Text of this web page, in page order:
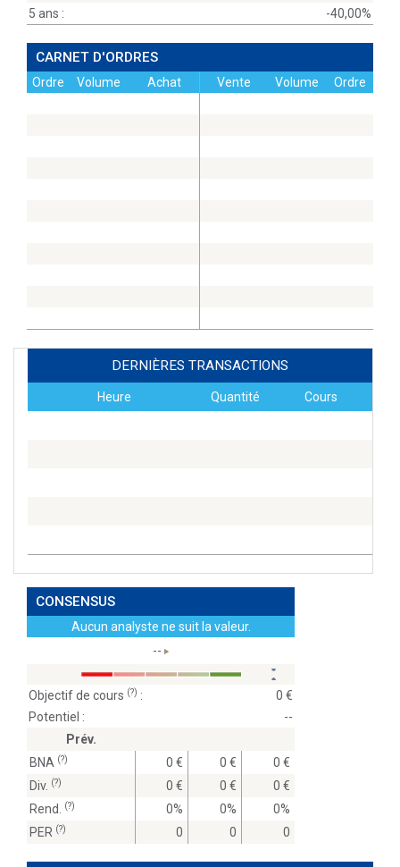
5 ans :
-40,00%
CARNET D'ORDRES
Ordre Volume Achat Vente Volume Ordre
DERNIÈRES TRANSACTIONS
Heure Quantité Cours
CONSENSUS
Aucun analyste ne suit la valeur.
--
Objectif de cours (?) :
0
Potentiel :
--
Prév.
BNA (?) 0 0
0
Div. (?) 0 0
0
Rend.
(?) 0% 0%
0%
PER (?) 0 0 0